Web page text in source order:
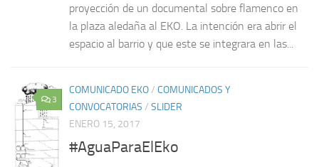
proyección de un documental sobre flamenco en
la plaza aledaña al EKO. La intención era abrir el
espacio al barrio y que este se integrara en las...
3
COMUNICADO EKO/ COMUNICADOS Y
CONVOCATORIAS / SLIDER
ENERO 15, 2017
#AguaParaElEko